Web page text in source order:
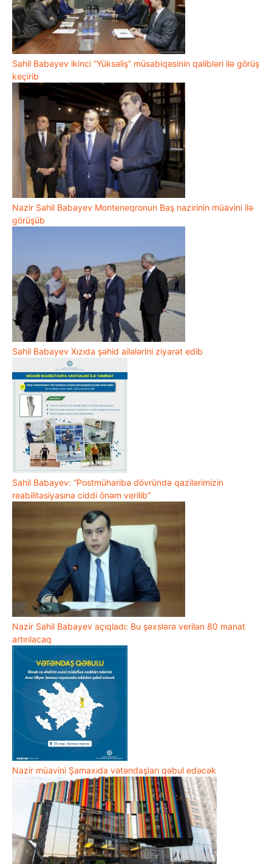
Sahil Babayev ikinci “Yüksəliş” müsabiqəsinin qalibləri ilə görüş
keçirib
Nazir Sahil Babayev Monteneqronun Baş nazirinin müavini ilə
görüşüb
Sahil Babayev Xızıda şəhid ailələrini ziyarət edib
Sahil Babayev: “Postmüharibə dövründə qazilərimizin
reabilitasiyasına ciddi önəm verilib”
Nazir Sahil Babayev açıqladı: Bu şəxslərə verilən 80 manat
artırılacaq
Nazir müavini Şamaxıda vətəndaşları qəbul edəcək